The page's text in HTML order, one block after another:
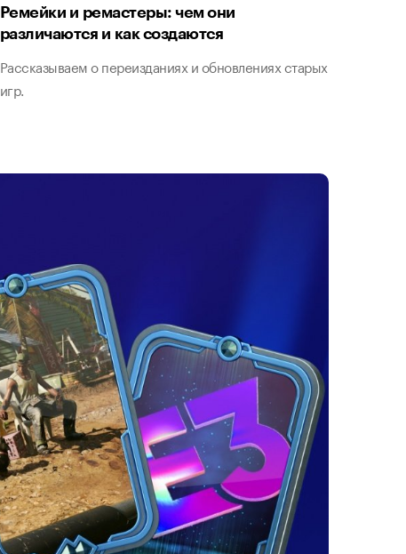
Ремейки и ремастеры: чем они
различаются и как создаются
Рассказываем о переизданиях и обновлениях старых
игр.